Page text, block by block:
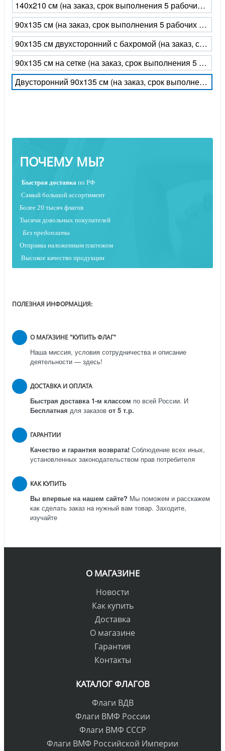
140x210 см (на заказ, срок выполнения 5 рабочих дней)
90x135 см (на заказ, срок выполнения 5 рабочих дней)
90х135 см двухсторонний с бахромой (на заказ, срок выполнения 5 рабочих дней)
90х135 см на сетке (на заказ, срок выполнения 5 рабочих дней)
Двусторонний 90x135 см (на заказ, срок выполнения 5 рабочих дней)
ПОЧЕМУ МЫ?
Быстрая доставка по РФ
Самый большой ассортимент
Более 20 тысяч флагов
Тысячи довольных покупателей
Без предоплаты
Отправка наложенным платежом
Высокое качество продукции
ПОЛЕЗНАЯ ИНФОРМАЦИЯ:
О МАГАЗИНЕ "КУПИТЬ ФЛАГ"
Наша миссия, условия сотрудничества и описание
деятельности — здесь!
ДОСТАВКА И ОПЛАТА
Быстрая доставка 1-м классом по всей России. И
Бесплатная для заказов от 5 т.р.
ГАРАНТИИ
Качество и гарантия возврата! Соблюдение всех иных,
установленных законодательством прав потребителя
КАК КУПИТЬ
Вы впервые на нашем сайте? Мы поможем и расскажем
как сделать заказ на нужный вам товар. Заходите,
изучайте
О МАГАЗИНЕ
Новости
Как купить
Доставка
О магазине
Гарантия
Контакты
КАТАЛОГ ФЛАГОВ
Флаги ВДВ
Флаги ВМФ России
Флаги ВМФ СССР
Флаги ВМФ Российской Империи